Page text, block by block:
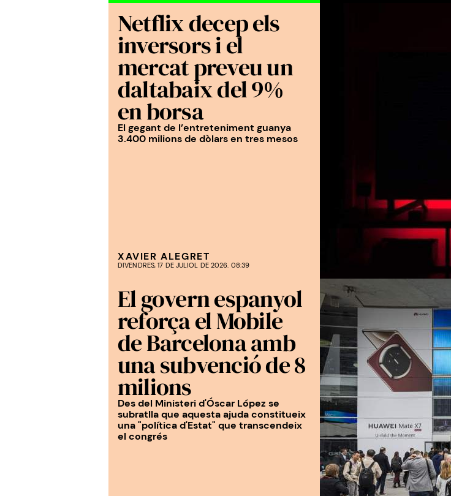
Netflix decep els
inversors i el
mercat preveu un
daltabaix del 9%
en borsa
El gegant de l’entreteniment guanya
3.400 milions de dòlars en tres mesos
XAVIER ALEGRET
DIVENDRES, 17 DE JULIOL DE 2026. 08:39
El govern espanyol
reforça el Mobile
de Barcelona amb
una subvenció de 8
milions
Des del Ministeri d'Óscar López se
subratlla que aquesta ajuda constitueix
una "política d'Estat" que transcendeix
el congrés